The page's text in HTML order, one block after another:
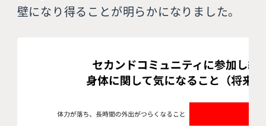
壁になり得ることが明らかになりました。